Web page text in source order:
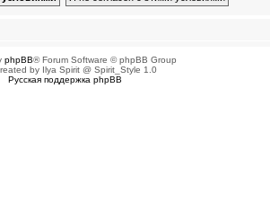
phpBB® Forum Software © phpBB Group
by Ilya Spirit @ Spirit_Style 1.0
Русская поддержка phpBB